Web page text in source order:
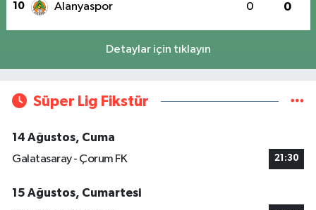
10 Alanyaspor 0 0
Detaylar için tıklayın
Süper Lig Fikstür
14 Ağustos, Cuma
Galatasaray - Çorum FK
21:30
15 Ağustos, Cumartesi